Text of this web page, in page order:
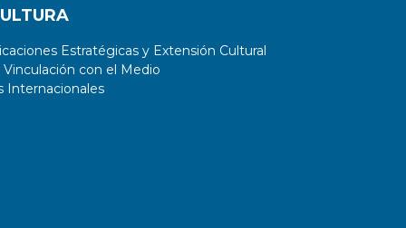
Estratégicas y Extensión Cultural
con el Medio
Internacionales